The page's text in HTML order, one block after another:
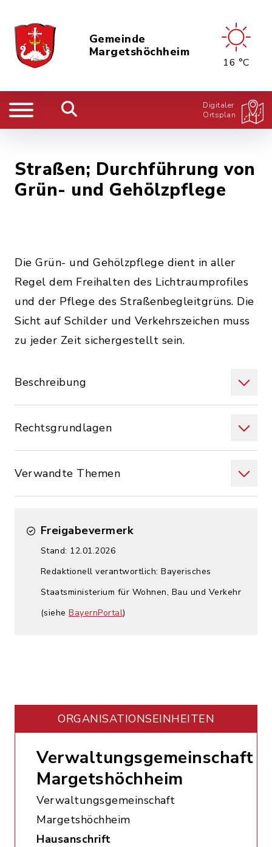
Gemeinde
Margetshöchheim
16 °C
Digitaler
Ortsplan
Straßen; Durchführung von
Grün- und Gehölzpflege
Die Grün- und Gehölzpflege dient in aller
Regel dem Freihalten des Lichtraumprofiles
und der Pflege des Straßenbegleitgrüns. Die
Sicht auf Schilder und Verkehrszeichen muss
zu jeder Zeit sichergestellt sein.
Beschreibung
Rechtsgrundlagen
Verwandte Themen
Freigabevermerk
Stand: 12.01.2026
Redaktionell verantwortlich: Bayerisches
Staatsministerium für Wohnen, Bau und Verkehr
(siehe BayernPortal)
ORGANISATIONS­EINHEITEN
Verwaltungsgemeinschaft
Margetshöchheim
Verwaltungsgemeinschaft
Margetshöchheim
Hausanschrift